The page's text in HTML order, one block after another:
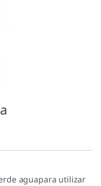
aguapara utilizar